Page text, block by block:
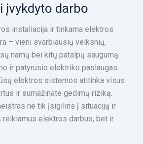
įvykdyto darbo
instaliacija ir tinkama elektros
– vieni svarbiausių veiksnių,
namų bei kitų patalpų saugumą.
ir patyrusio elektriko paslaugas
elektros sistemos atitinka visus
ir sumažinate gedimų riziką.
ne tik įsigilins į situaciją ir
elektros darbus, bet ir